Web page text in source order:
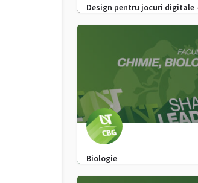
Design pentru jocuri digitale
0256 592 911
Biologie
0732823604